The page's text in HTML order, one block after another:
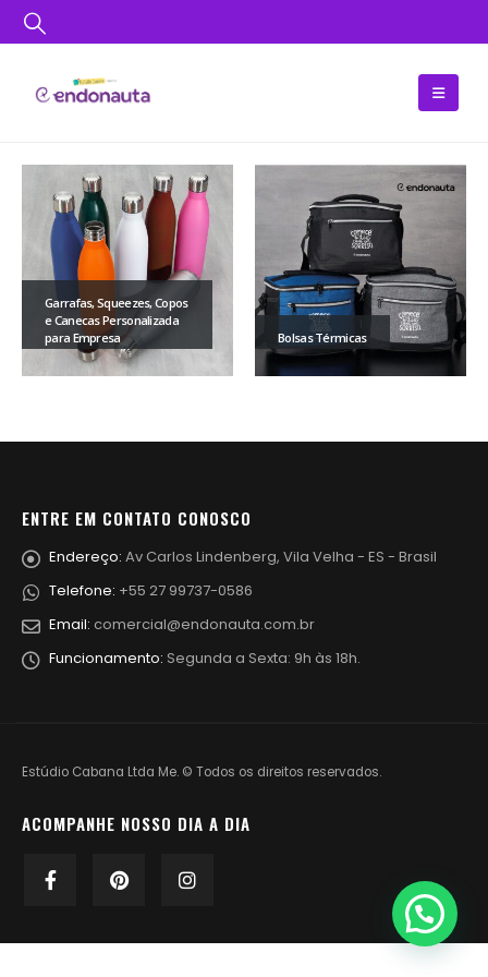
Garrafas, Squeezes, Copos
e Canecas Personalizada
para Empresa
Bolsas Térmicas
ENTRE EM CONTATO CONOSCO
Endereço: Av Carlos Lindenberg, Vila Velha - ES - Brasil
Telefone: +55 27 99737-0586
Email: comercial@endonauta.com.br
Funcionamento: Segunda a Sexta: 9h às 18h.
Estúdio Cabana Ltda Me. © Todos os direitos reservados.
ACOMPANHE NOSSO DIA A DIA